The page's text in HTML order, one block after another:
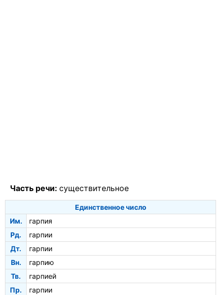
Часть речи: существительное
Единственное число
Им.
гарпия
Рд.
гарпии
Дт.
гарпии
Вн.
гарпию
Тв.
гарпией
Пр.
гарпии